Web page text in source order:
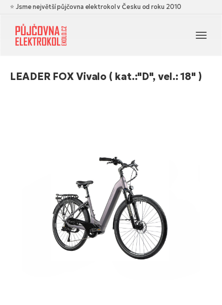
⭐ Jsme největší půjčovna elektrokol v Česku od roku 2010
LEADER FOX Vivalo ( kat.:"D", vel.: 18" )